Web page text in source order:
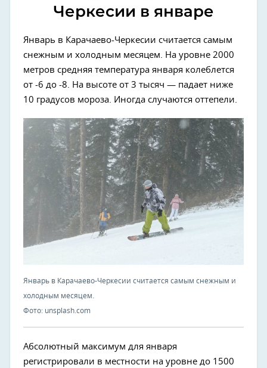
Черкесии в январе
Январь в Карачаево-Черкесии считается самым
снежным и холодным месяцем. На уровне 2000
метров средняя температура января колеблется
от -6 до -8. На высоте от 3 тысяч — падает ниже
10 градусов мороза. Иногда случаются оттепели.
Январь в Карачаево-Черкесии считается самым снежным и
холодным месяцем.
Фото: unsplash.com
Абсолютный максимум для января
регистрировали в местности на уровне до 1500